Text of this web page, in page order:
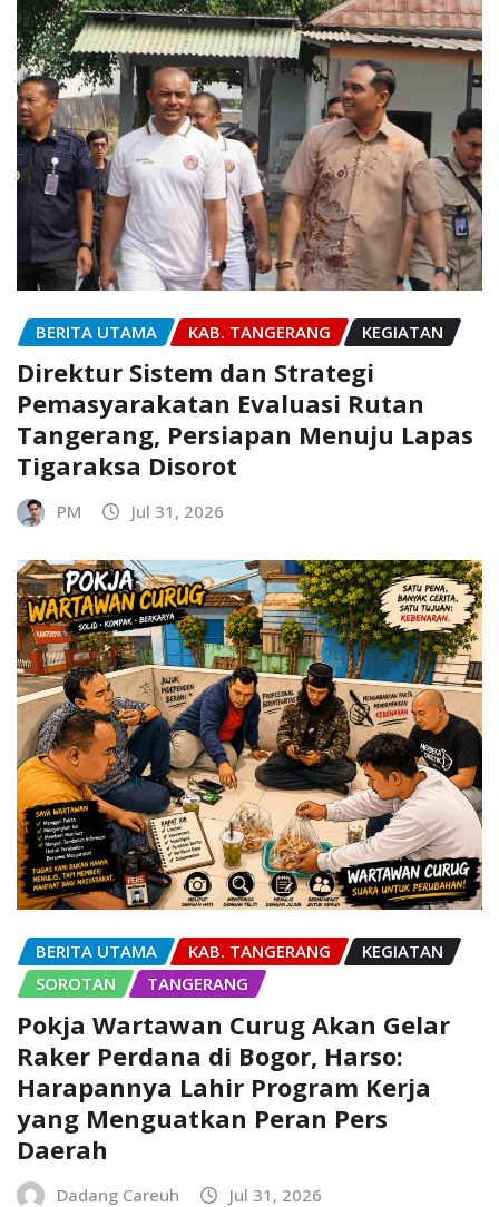
BERITA UTAMA KAB. TANGERANG KEGIATAN
Direktur Sistem dan Strategi
Pemasyarakatan Evaluasi Rutan
Tangerang, Persiapan Menuju Lapas
Tigaraksa Disorot
PM Jul 31, 2026
BERITA UTAMA KAB. TANGERANG
KEGIATAN
SOROTAN
TANGERANG
Pokja Wartawan Curug Akan Gelar
Raker Perdana di Bogor, Harso:
Harapannya Lahir Program Kerja
yang Menguatkan Peran Pers
Daerah
Dadang Careuh Jul 31, 2026